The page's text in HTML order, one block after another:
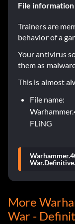
File information
Trainers are
behavior of a
Your antivirus
them as
This is almost
File name:
FLiNG
More
War -